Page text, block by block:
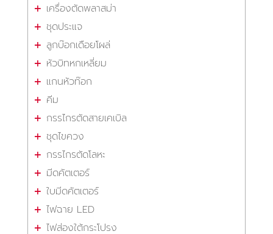
เครื่องตัดพลาสม่า
ชุดประแจ
ลูกบ๊อกเดือยโผล่
หัวบิทหกเหลี่ยม
แกนหัวท๊อก
คีม
กรรไกรตัดสายเคเบิล
ชุดไขควง
กรรไกรตัดโลหะ
มีดคัตเตอร์
ใบมีดคัตเตอร์
ไฟฉาย LED
ไฟส่องใต้กระโปรง